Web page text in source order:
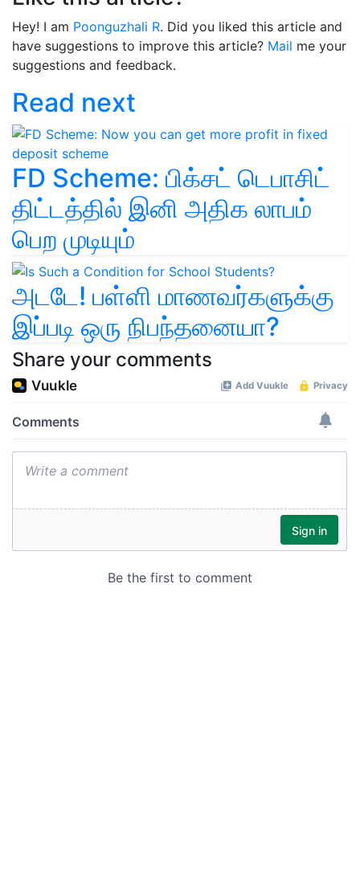
Hey! I am Poonguzhali R. Did you liked this article and
have suggestions to improve this article? Mail me your
suggestions and feedback.
Read next
FD Scheme: பிக்சட் டெபாசிட்
திட்டத்தில் இனி அதிக லாபம்
பெற முடியும்
அடடே! பள்ளி மாணவர்களுக்கு
இப்படி ஒரு நிபந்தனையா?
Share your comments